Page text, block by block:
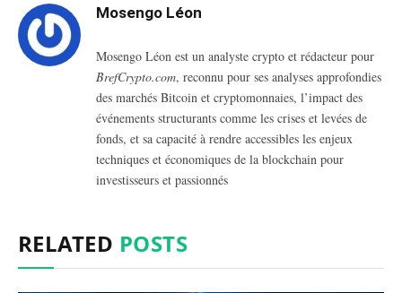
Mosengo Léon
Mosengo Léon est un analyste crypto et rédacteur pour
BrefCrypto.com, reconnu pour ses analyses approfondies
des marchés Bitcoin et cryptomonnaies, l’impact des
événements structurants comme les crises et levées de
fonds, et sa capacité à rendre accessibles les enjeux
techniques et économiques de la blockchain pour
investisseurs et passionnés
RELATED POSTS